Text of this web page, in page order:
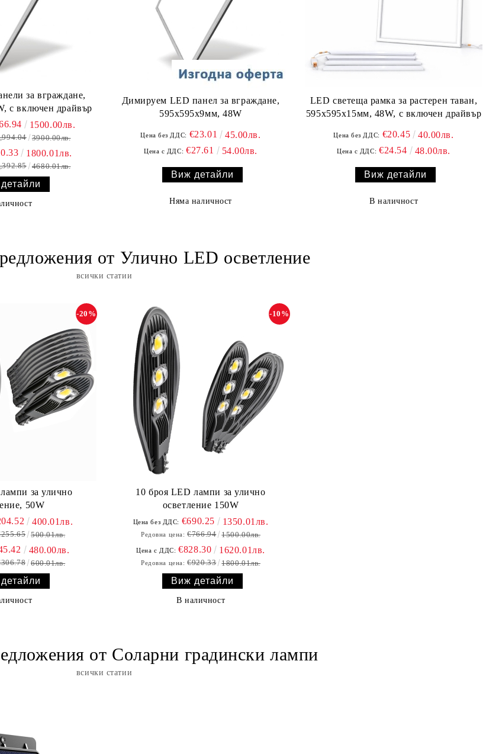
за вграждане,
с включен драйвър
1500.00лв.
3900.00лв.
1800.01лв.
4680.01лв.
Димируем LED панел за вграждане,
595х595х9мм, 48W
Цена без ДДС: €23.01 45.00лв.
Цена с ДДС: €27.61 54.00лв.
Виж детайли
Няма наличност
LED светеща рамка за растерен таван,
595х595x15мм, 48W, с включен драйвър
Цена без ДДС: €20.45 40.00лв.
Цена с ДДС: €24.54 48.00лв.
Виж детайли
В наличност
от Улично LED осветление
всички статии
за улично
50W
-20%
400.01лв.
500.01лв.
480.00лв.
600.01лв.
10 броя LED лампи за улично
осветление 150W
-10%
Цена без ДДС: €690.25 1350.01лв.
Редовна цена: €766.94 1500.00лв.
Цена с ДДС: €828.30 1620.01лв.
Редовна цена: €920.33 1800.01лв.
Виж детайли
В наличност
от Соларни градински лампи
всички статии